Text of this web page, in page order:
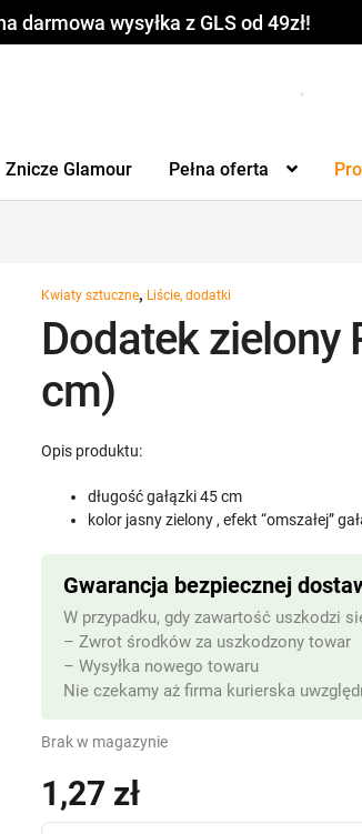
darmowa wysyłka z GLS od 49zł!
Znicze Glamour Pełna oferta
Kwiaty sztuczne, Liście, dodatki
Dodatek zielony
cm)
1,27 zł
Opis produktu:
długość gałązki 45 cm
kolor jasny zielony , efekt “omszałej”
Brak w magazynie
Gwarancja bezpiecznej
W przypadku, gdy zawartość uszkodzi
– Zwrot środków za uszkodzony towar
– Wysyłka nowego towaru
Nie czekamy aż firma kurierska